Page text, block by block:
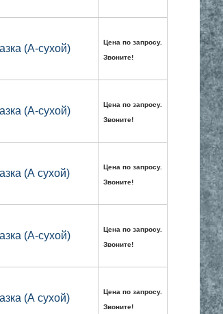
(А-сухой)
Цена по запросу.
Звоните!
(А-сухой)
Цена по запросу.
Звоните!
(А сухой)
Цена по запросу.
Звоните!
(А-сухой)
Цена по запросу.
Звоните!
(А сухой)
Цена по запросу.
Звоните!